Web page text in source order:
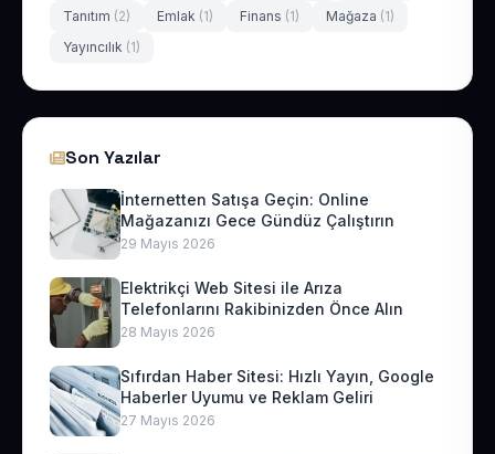
Tanıtım (2) Emlak (1) Finans (1) Mağaza (1)
Yayıncılık (1)
Son Yazılar
İnternetten Satışa Geçin: Online
Mağazanızı Gece Gündüz Çalıştırın
29 Mayıs 2026
Elektrikçi Web Sitesi ile Arıza
Telefonlarını Rakibinizden Önce Alın
28 Mayıs 2026
Sıfırdan Haber Sitesi: Hızlı Yayın, Google
Haberler Uyumu ve Reklam Geliri
27 Mayıs 2026